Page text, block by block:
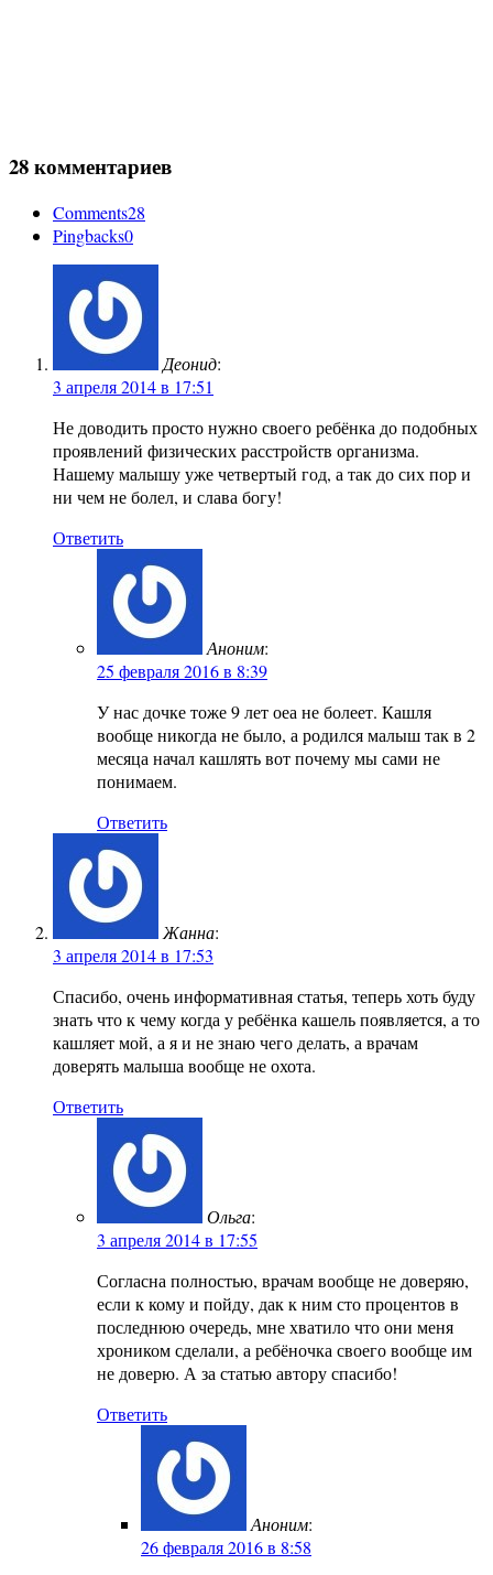
28 комментариев
Comments28
Pingbacks0
Деонид:
3 апреля 2014 в 17:51
Не доводить просто нужно своего ребёнка до подобных
проявлений физических расстройств организма.
Нашему малышу уже четвертый год, а так до сих пор и
ни чем не болел, и слава богу!
Ответить
Аноним:
25 февраля 2016 в 8:39
У нас дочке тоже 9 лет оеа не болеет. Кашля
вообще никогда не было, а родился малыш так в 2
месяца начал кашлять вот почему мы сами не
понимаем.
Ответить
Жанна:
3 апреля 2014 в 17:53
Спасибо, очень информативная статья, теперь хоть буду
знать что к чему когда у ребёнка кашель появляется, а то
кашляет мой, а я и не знаю чего делать, а врачам
доверять малыша вообще не охота.
Ответить
Ольга:
3 апреля 2014 в 17:55
Согласна полностью, врачам вообще не доверяю,
если к кому и пойду, дак к ним сто процентов в
последнюю очередь, мне хватило что они меня
хроником сделали, а ребёночка своего вообще им
не доверю. А за статью автору спасибо!
Ответить
Аноним:
26 февраля 2016 в 8:58